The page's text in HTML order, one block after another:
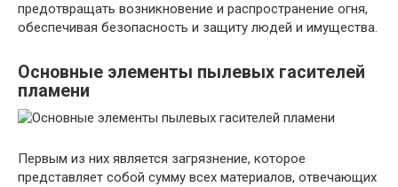
предотвращать возникновение и распространение огня,
обеспечивая безопасность и защиту людей и имущества.
Основные элементы пылевых гасителей
пламени
Первым из них является загрязнение, которое
представляет собой сумму всех материалов, отвечающих